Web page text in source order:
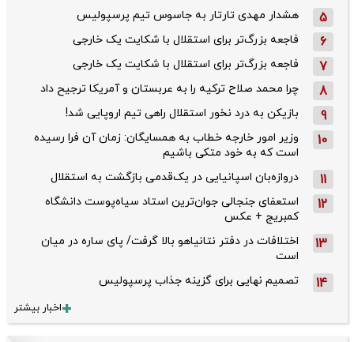
5 هشدار مهدی تارتار به جاسوس تیم پرسپولیس
6 فاجعه بزرگ‌تر برای استقلال با شکایت یک خارجی
7 فاجعه بزرگ‌تر برای استقلال با شکایت یک خارجی
8 چرا محمد صلاح ترکیه را به عربستان و آمریکا ترجیح داد
9 بازیکن به درد نخور استقلال راهی تیم اروپایی شد!
10
وزیر امور خارجه خطاب به همسایگان: زمان آن فرا رسیده
است که به خود متکی باشیم
11 دروازه‌بان اسپانیایی در یک‌قدمی بازگشت به استقلال
12
استعفای جنجالی جوان‌ترین استاد سیاه‌پوست دانشگاه
کمبریج + عکس
13
اختلافات در دفتر نتانیاهو بالا گرفت/ پای ساره در میان
است
14 تصمیم نهایی برای گزینه جذاب پرسپولیس
اخبار بیشتر